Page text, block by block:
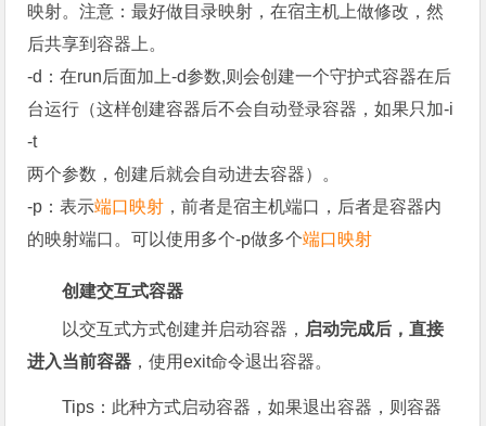
映射。注意：最好做目录映射，在宿主机上做修改，然
后共享到容器上。
-d：在run后面加上-d参数,则会创建一个守护式容器在后
台运行（这样创建容器后不会自动登录容器，如果只加-i
-t
两个参数，创建后就会自动进去容器）。
-p：表示端口映射 ，前者是宿主机端口，后者是容器内
的映射端口。可以使用多个-p做多个端口映射
创建交互式容器
以交互式方式创建并启动容器， 启动完成后，直接
进入当前容器 ，使用exit命令退出容器。
Tips：此种方式启动容器，如果退出容器，则容器